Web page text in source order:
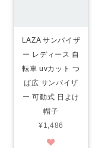
LAZA サンバイザ
ー レディース 自
転車 uvカット つ
ば広 サンバイザ
ー 可動式 日よけ
帽子
¥1,486